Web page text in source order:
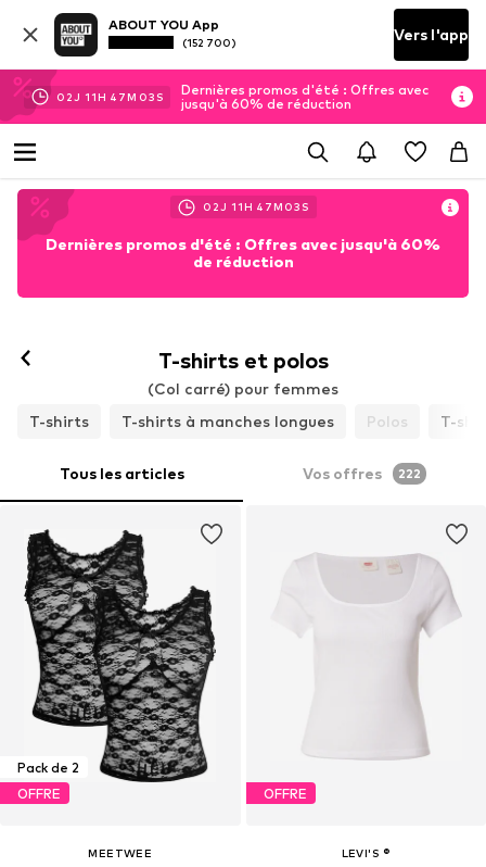
ABOUT YOU App
(152 700) Vers l'app
02J 11H 47M 01 S
Dernières promos d'été : Offres avec
jusqu'à 60% de réduction
02J 11H 47M 01 S
Dernières promos d'été : Offres avec jusqu'à 60%
de réduction
T-shirts et polos
(Col carré) pour femmes
T-shirts
T-shirts à manches longues Polos T-
Tous les articles Vos offres 222
Pack de 2
OFFRE
MEETWEE
OFFRE
LEVI'S ®